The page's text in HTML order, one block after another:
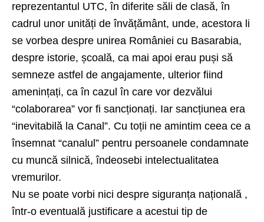
reprezentantul UTC, în diferite săli de clasă, în
cadrul unor unități de învățământ, unde, acestora li
se vorbea despre unirea României cu Basarabia,
despre istorie, școală, ca mai apoi erau puși să
semneze astfel de angajamente, ulterior fiind
amenințați, ca în cazul în care vor dezvălui
“colaborarea” vor fi sancționați. Iar sancțiunea era
“inevitabilă la Canal”. Cu toții ne amintim ceea ce a
însemnat “canalul” pentru persoanele condamnate
cu muncă silnică, îndeosebi intelectualitatea
vremurilor.
Nu se poate vorbi nici despre siguranța națională ,
într-o eventuală justificare a acestui tip de